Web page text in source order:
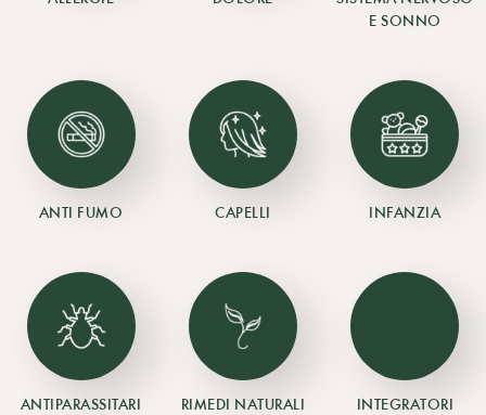
E SONNO
ANTI FUMO CAPELLI INFANZIA
ANTIPARASSITARI RIMEDI NATURALI INTEGRATORI